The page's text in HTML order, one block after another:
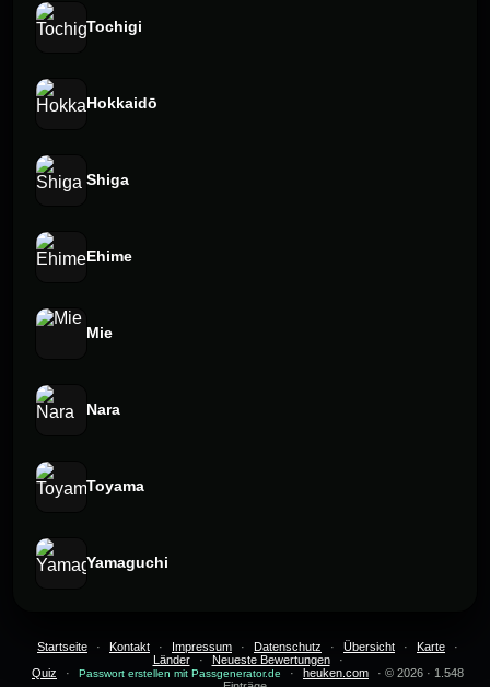
Tochigi
Hokkaidō
Shiga
Ehime
Mie
Nara
Toyama
Yamaguchi
Startseite · Kontakt · Impressum · Datenschutz · Übersicht · Karte
·
Länder
· Neueste Bewertungen
·
Quiz
· Passwort erstellen mit Passgenerator.de · heuken.com
· © 2026 · 1.548